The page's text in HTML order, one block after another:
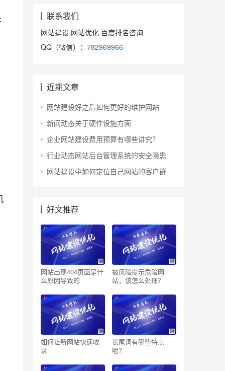
联系我们
网站建设 网站优化 百度排名咨询
QQ（微信）： 782969966
近期文章
网站建设好之后如何更好的维护网站
新闻动态关于硬件设施方面
企业网站建设费用预算有哪些讲究？
行业动态网站后台管理系统的安全隐患
网站建设中如何定位自己网站的客户群
好文推荐
网站出现404页面是什
么原因导致的
被风险提示危险网
站，该怎么处理？
如何让新网站快速收
录
长尾词有哪些特点
呢？